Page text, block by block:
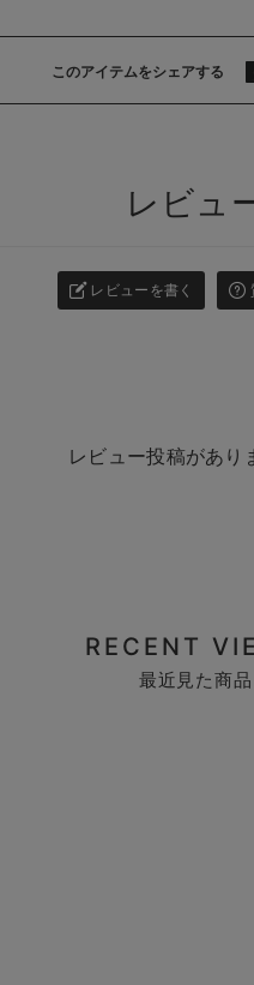
このアイテムをシェアする
レビュ
レビューを書く
レビュー投稿があり
RECENT
最近見た商品